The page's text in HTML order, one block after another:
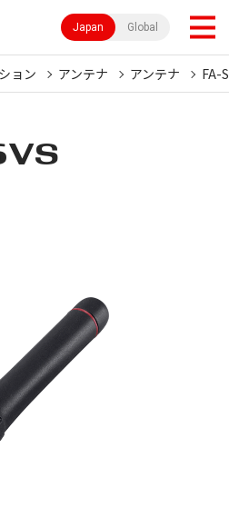
Japan Global
ョン アンテナ アンテナ FA-